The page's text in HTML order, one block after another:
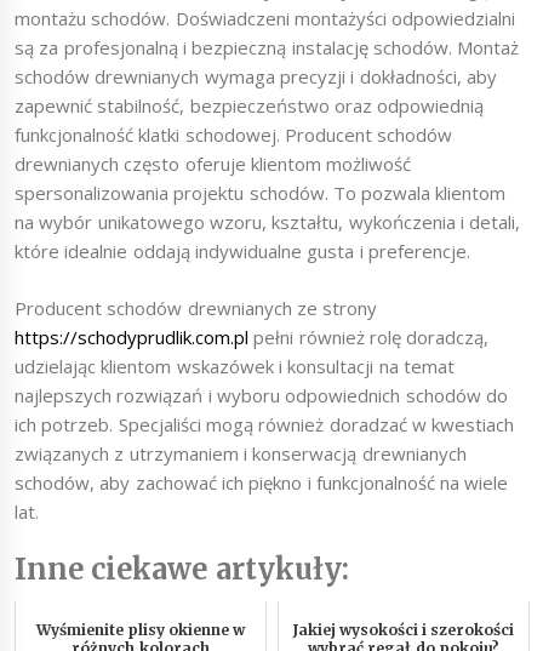
montażu schodów. Doświadczeni montażyści odpowiedzialni
są za profesjonalną i bezpieczną instalację schodów. Montaż
schodów drewnianych wymaga precyzji i dokładności, aby
zapewnić stabilność, bezpieczeństwo oraz odpowiednią
funkcjonalność klatki schodowej. Producent schodów
drewnianych często oferuje klientom możliwość
spersonalizowania projektu schodów. To pozwala klientom
na wybór unikatowego wzoru, kształtu, wykończenia i detali,
które idealnie oddają indywidualne gusta i preferencje.
Producent schodów drewnianych ze strony
https://schodyprudlik.com.pl pełni również rolę doradczą,
udzielając klientom wskazówek i konsultacji na temat
najlepszych rozwiązań i wyboru odpowiednich schodów do
ich potrzeb. Specjaliści mogą również doradzać w kwestiach
związanych z utrzymaniem i konserwacją drewnianych
schodów, aby zachować ich piękno i funkcjonalność na wiele
lat.
Inne ciekawe artykuły:
Wyśmienite plisy okienne w
Jakiej wysokości i szerokości